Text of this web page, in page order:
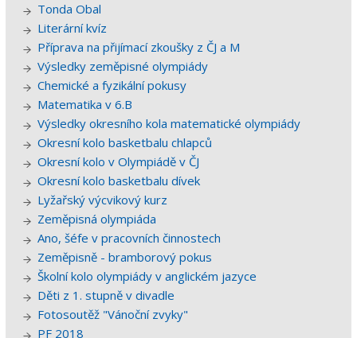
Tonda Obal
Literární kvíz
Příprava na přijímací zkoušky z ČJ a M
Výsledky zeměpisné olympiády
Chemické a fyzikální pokusy
Matematika v 6.B
Výsledky okresního kola matematické olympiády
Okresní kolo basketbalu chlapců
Okresní kolo v Olympiádě v ČJ
Okresní kolo basketbalu dívek
Lyžařský výcvikový kurz
Zeměpisná olympiáda
Ano, šéfe v pracovních činnostech
Zeměpisně - bramborový pokus
Školní kolo olympiády v anglickém jazyce
Děti z 1. stupně v divadle
Fotosoutěž "Vánoční zvyky"
PF 2018